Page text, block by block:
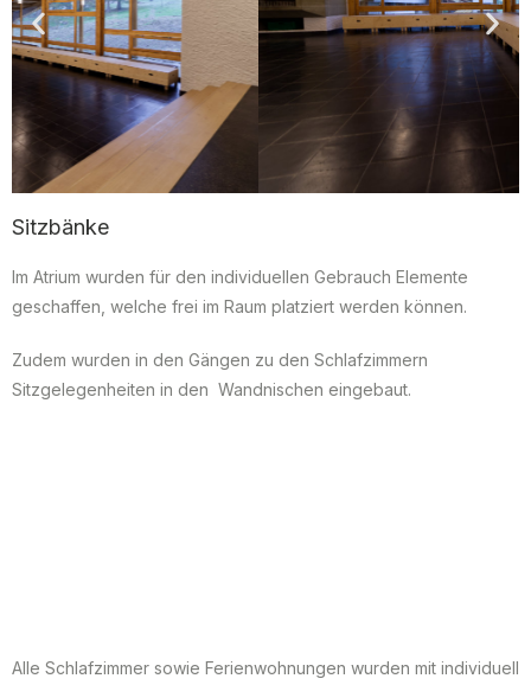
Sitzbänke
Im Atrium wurden für den individuellen Gebrauch Elemente
geschaffen, welche frei im Raum platziert werden können.
Zudem wurden in den Gängen zu den Schlafzimmern
Sitzgelegenheiten in den Wandnischen eingebaut.
Alle Schlafzimmer sowie Ferienwohnungen wurden mit individuell